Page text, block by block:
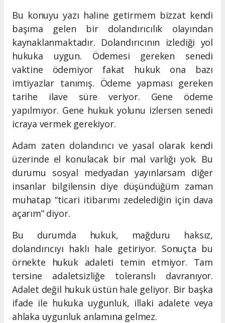
Bu konuyu yazı haline getirmem bizzat kendi
başıma gelen bir dolandırıcılık olayından
kaynaklanmaktadır. Dolandırıcının izlediği yol
hukuka uygun. Ödemesi gereken senedi
vaktine ödemiyor fakat hukuk ona bazı
imtiyazlar tanımış. Ödeme yapması gereken
tarihe ilave süre veriyor. Gene ödeme
yapılmıyor. Gene hukuk yolunu izlersen senedi
icraya vermek gerekiyor.
Adam zaten dolandırıcı ve yasal olarak kendi
üzerinde el konulacak bir mal varlığı yok. Bu
durumu sosyal medyadan yayınlarsam diğer
insanlar bilgilensin diye düşündüğüm zaman
muhatap “ticari itibarımı zedelediğin için dava
açarım” diyor.
Bu durumda hukuk, mağduru haksız,
dolandırıcıyı haklı hale getiriyor. Sonuçta bu
örnekte hukuk adaleti temin etmiyor. Tam
tersine adaletsizliğe toleranslı davranıyor.
Adalet değil hukuk üstün hale geliyor. Bir başka
ifade ile hukuka uygunluk, illaki adalete veya
ahlaka uygunluk anlamına gelmez.